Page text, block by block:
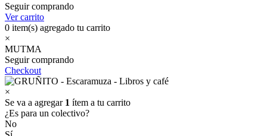
Seguir comprando
Ver carrito
0 item(s) agregado tu carrito
×
MUTMA
Seguir comprando
Checkout
×
Se va a agregar 1 ítem a tu carrito
¿Es para un colectivo?
No